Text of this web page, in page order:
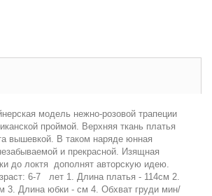
модель нежно-розовой трапеции
проймой. Верхняя ткань платья
вышевкой. В таком наряде юнная
и прекрасной. Изящная
до локтя дополнят авторскую идею.
6-7 лет 1. Длина платья - 114см 2.
3. Длина юбки - см 4. Обхват груди мин/